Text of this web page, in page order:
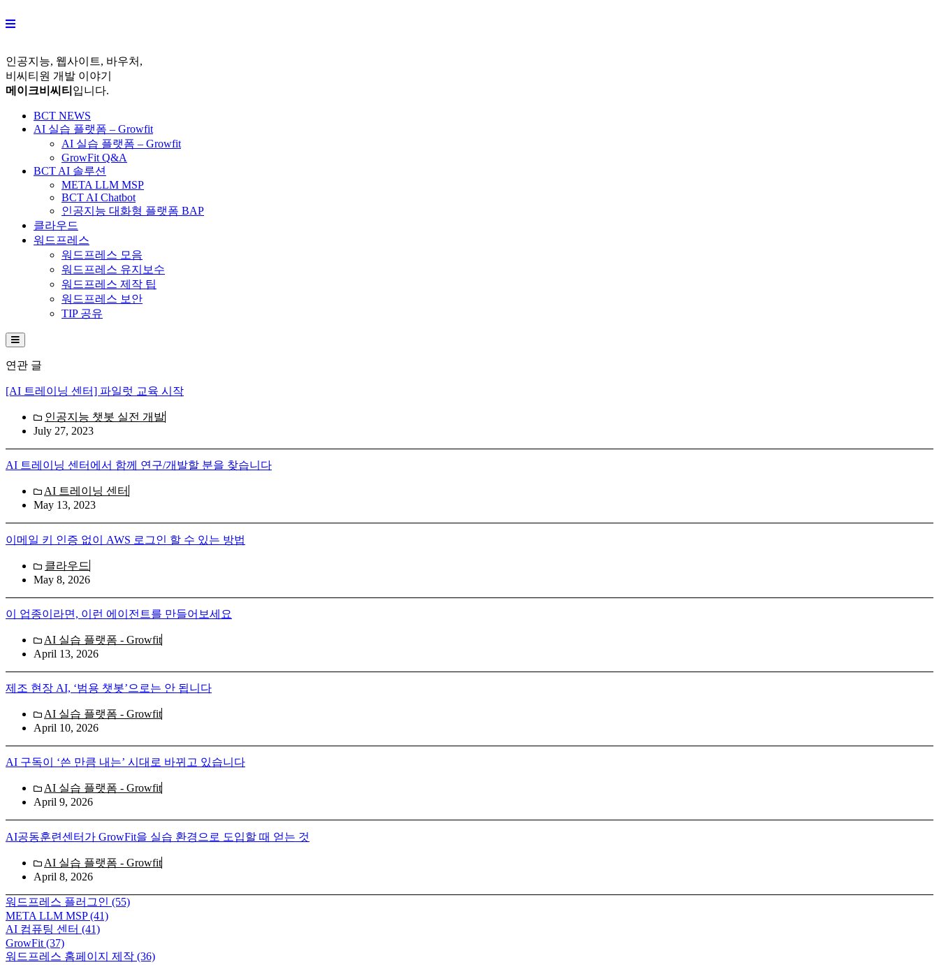
to
인공지능, 웹사이트, 바우처,
비씨티원 개발 이야기
메이크비씨티 입니다.
BCT NEWS
AI 실습 플랫폼 – Growfit
AI 실습 플랫폼 – Growfit
GrowFit Q&A
BCT AI 솔루션
META LLM MSP
BCT AI Chatbot
인공지능 대화형 플랫폼 BAP
클라우드
워드프레스
워드프레스 모음
워드프레스 유지보수
워드프레스 제작 팁
워드프레스 보안
TIP 공유
Hamburger Toggle Menu
연관 글
[AI 트레이닝 센터] 파일럿 교육 시작
인공지능 챗봇 실전 개발
July 27, 2023
AI 트레이닝 센터에서 함께 연구/개발할 분을 찾습니다
AI 트레이닝 센터
May 13, 2023
이메일 키 인증 없이 AWS 로그인 할 수 있는 방법
클라우드
May 8, 2026
이 업종이라면, 이런 에이전트를 만들어보세요
AI 실습 플랫폼 - Growfit
April 13, 2026
제조 현장 AI, ‘범용 챗봇’으로는 안 됩니다
AI 실습 플랫폼 - Growfit
April 10, 2026
AI 구독이 ‘쓴 만큼 내는’ 시대로 바뀌고 있습니다
AI 실습 플랫폼 - Growfit
April 9, 2026
AI공동훈련센터가 GrowFit을 실습 환경으로 도입할 때 얻는 것
AI 실습 플랫폼 - Growfit
April 8, 2026
워드프레스 플러그인 (55)
META LLM MSP(41)
AI 컴퓨팅 센터 (41)
GrowFit (37)
워드프레스 홈페이지 제작 (36)